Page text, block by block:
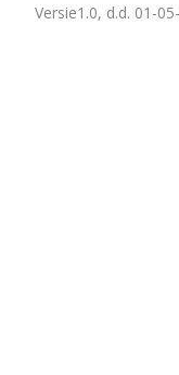
Versie1.0, d.d. 01-